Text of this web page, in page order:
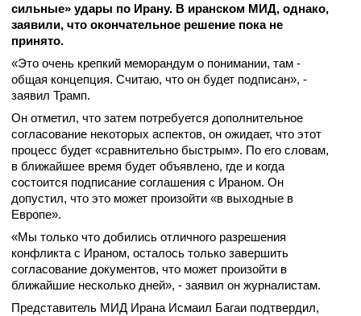
сильные» удары по Ирану. В иранском МИД, однако,
заявили, что окончательное решение пока не
принято.
«Это очень крепкий меморандум о понимании, там -
общая концепция. Считаю, что он будет подписан», -
заявил Трамп.
Он отметил, что затем потребуется дополнительное
согласование некоторых аспектов, он ожидает, что этот
процесс будет «сравнительно быстрым». По его словам,
в ближайшее время будет объявлено, где и когда
состоится подписание соглашения с Ираном. Он
допустил, что это может произойти «в выходные в
Европе».
«Мы только что добились отличного разрешения
конфликта с Ираном, осталось только завершить
согласование документов, что может произойти в
ближайшие несколько дней», - заявил он журналистам.
Представитель МИД Ирана Исмаил Багаи подтвердил,